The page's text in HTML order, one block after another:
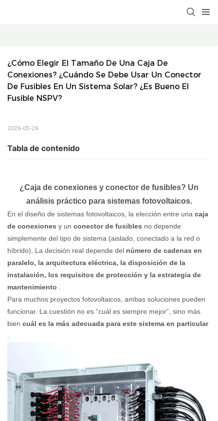
¿Cómo Elegir El Tamaño De Una Caja De
Conexiones? ¿Cuándo Se Debe Usar Un Conector
De Fusibles En Un Sistema Solar? ¿Es Bueno El
Fusible NSPV?
2026-05-26
Tabla de contenido
¿Caja de conexiones y conector de fusibles? Un
análisis práctico para sistemas fotovoltaicos.
En el diseño de sistemas fotovoltaicos, la elección entre una caja
de conexiones y un conector de fusibles no depende
simplemente del tipo de sistema (aislado, conectado a la red o
híbrido). La decisión real depende del número de cadenas en
paralelo, la arquitectura eléctrica, la disposición de la
instalación, los requisitos de protección y la estrategia de
mantenimiento .
Para muchos proyectos fotovoltaicos, ambas soluciones pueden
funcionar. La cuestión no es “cuál es siempre mejor”, sino más
bien cuál es la más adecuada para este sistema en particular
.